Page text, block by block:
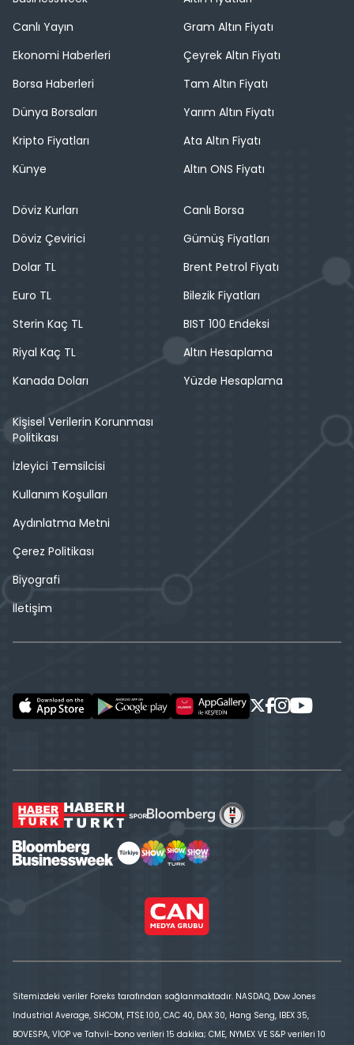
Canlı Yayın
Ekonomi Haberleri
Borsa Haberleri
Dünya Borsaları
Kripto Fiyatları
Künye
Gram Altın Fiyatı
Çeyrek Altın Fiyatı
Tam Altın Fiyatı
Yarım Altın Fiyatı
Ata Altın Fiyatı
Altın ONS Fiyatı
Döviz Kurları
Döviz Çevirici
Dolar TL
Euro TL
Sterin Kaç TL
Riyal Kaç TL
Kanada Doları
Canlı Borsa
Gümüş Fiyatları
Brent Petrol Fiyatı
Bilezik Fiyatları
BIST 100 Endeksi
Altın Hesaplama
Yüzde Hesaplama
Kişisel Verilerin Korunması
Politikası
İzleyici Temsilcisi
Kullanım Koşulları
Aydınlatma Metni
Çerez Politikası
Biyografi
İletişim
Sitemizdeki veriler Foreks tarafından sağlanmaktadır. NASDAQ, Dow Jones
Industrial Average, SHCOM, FTSE 100, CAC 40, DAX 30, Hang Seng, IBEX 35,
BOVESPA, VİOP ve Tahvil-bono verileri 15 dakika; CME, NYMEX VE S&P verileri 10